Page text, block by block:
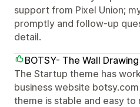
support from Pixel Union;
promptly and follow-up
detail.
BOTSY- The Wall
The Startup theme has
business website
theme is stable and easy to